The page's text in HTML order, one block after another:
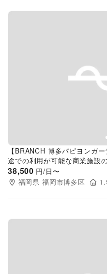
Previous slide
【BRANCH 博多パピヨンガ
途での利用が可能な商業施設
38,500 円/日〜
福岡県 福岡市博多区